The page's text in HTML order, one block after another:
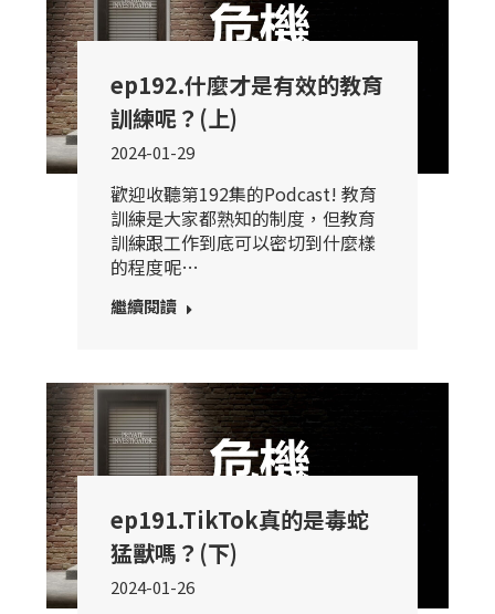
ep192.什麼才是有效的教育
訓練呢？(上)
2024-01-29
歡迎收聽第192集的Podcast! 教育
訓練是大家都熟知的制度，但教育
訓練跟工作到底可以密切到什麼樣
的程度呢…
繼續閱讀
ep191.TikTok真的是毒蛇
猛獸嗎？(下)
2024-01-26